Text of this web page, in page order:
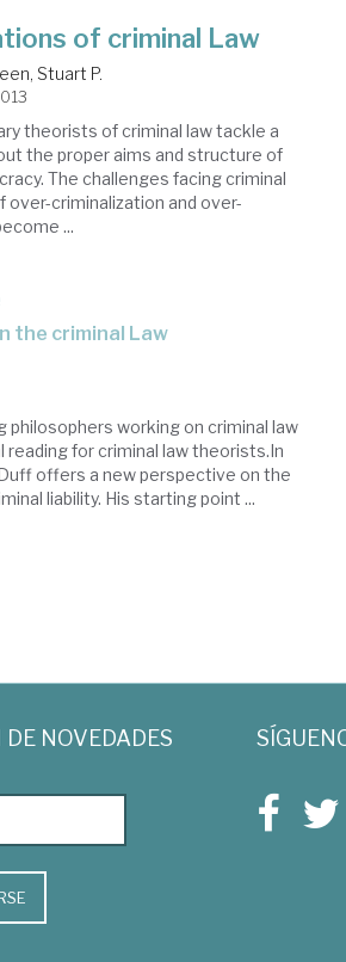
of criminal Law
Stuart P.
theorists of criminal law tackle a
the proper aims and structure of
The challenges facing criminal
over-criminalization and over-
...
the criminal Law
philosophers working on criminal law
reading for criminal law theorists.In
offers a new perspective on the
liability. His starting point ...
NOVEDADES